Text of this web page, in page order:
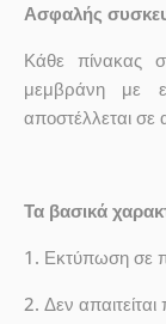
Ασφαλής
Κάθε πίνακας
μεμβράνη με
αποστέλλεται σε
Τα βασικά
1. Εκτύπωση σε
2. Δεν